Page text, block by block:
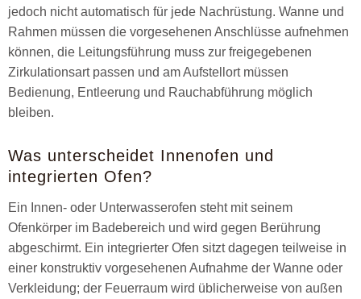
jedoch nicht automatisch für jede Nachrüstung. Wanne und
Rahmen müssen die vorgesehenen Anschlüsse aufnehmen
können, die Leitungsführung muss zur freigegebenen
Zirkulationsart passen und am Aufstellort müssen
Bedienung, Entleerung und Rauchabführung möglich
bleiben.
Was unterscheidet Innenofen und
integrierten Ofen?
Ein Innen- oder Unterwasserofen steht mit seinem
Ofenkörper im Badebereich und wird gegen Berührung
abgeschirmt. Ein integrierter Ofen sitzt dagegen teilweise in
einer konstruktiv vorgesehenen Aufnahme der Wanne oder
Verkleidung; der Feuerraum wird üblicherweise von außen